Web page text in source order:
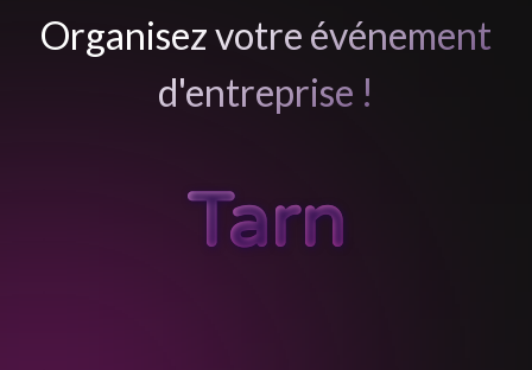
Organisez votre événement
d'entreprise !
Tarn